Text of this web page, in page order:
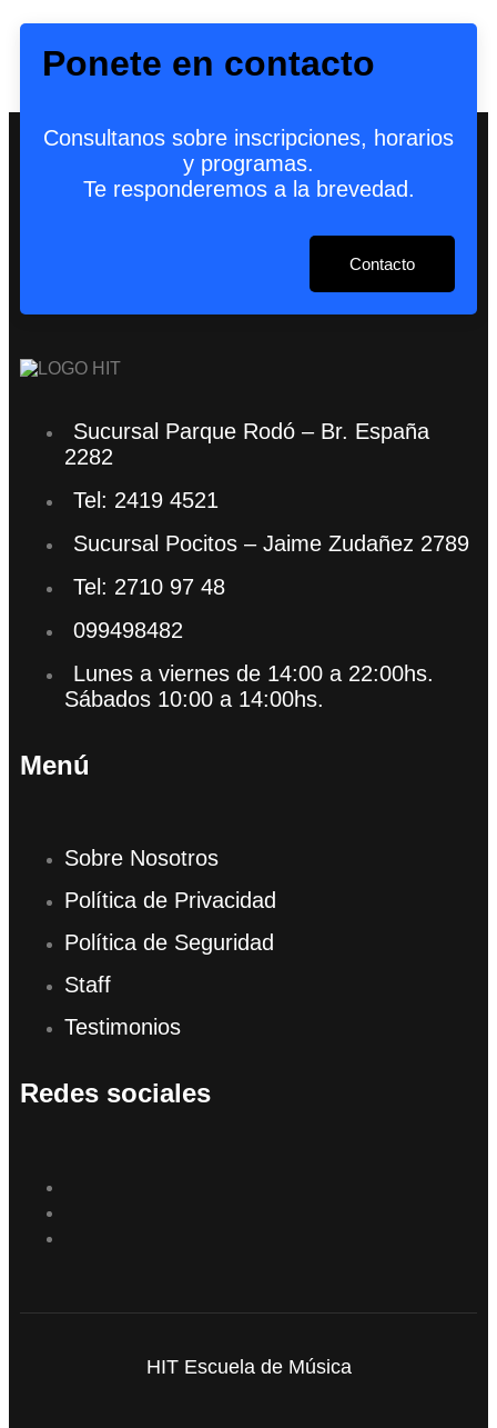
Ponete en contacto
Consultanos sobre inscripciones, horarios
y programas.
Te responderemos a la brevedad.
Contacto
Sucursal Parque Rodó – Br. España
2282
Tel: 2419 4521
Sucursal Pocitos – Jaime Zudañez 2789
Tel: 2710 97 48
099498482
Lunes a viernes de 14:00 a 22:00hs.
Sábados 10:00 a 14:00hs.
Menú
Sobre Nosotros
Política de Privacidad
Política de Seguridad
Staff
Testimonios
Redes sociales
HIT Escuela de Música